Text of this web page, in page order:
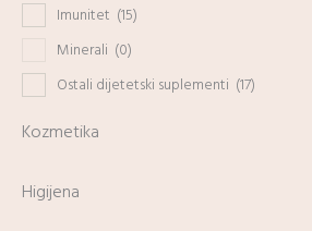
Imunitet (15)
Minerali (0)
Ostali dijetetski suplementi (17)
Kozmetika
Higijena